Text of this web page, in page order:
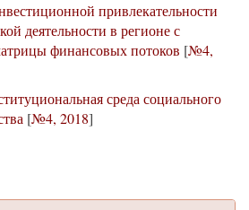
привлекательности
деятельности в регионе с
финансовых потоков [№4,
среда социального
[№4, 2018]